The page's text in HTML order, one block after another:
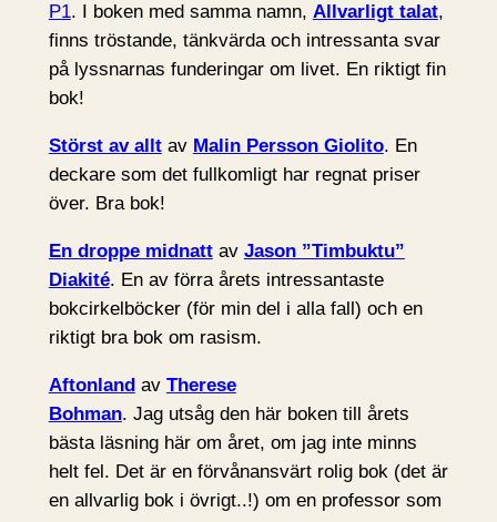
P1. I boken med samma namn, Allvarligt talat,
finns tröstande, tänkvärda och intressanta svar
på lyssnarnas funderingar om livet. En riktigt fin
bok!
Störst av alltav Malin Persson Giolito. En
deckare som det fullkomligt har regnat priser
över. Bra bok!
En droppe midnattav Jason ”Timbuktu”
Diakité. En av förra årets intressantaste
bokcirkelböcker (för min del i alla fall) och en
riktigt bra bok om rasism.
Aftonlandav Therese
Bohman. Jag utsåg den här boken till årets
bästa läsning här om året, om jag inte minns
helt fel. Det är en förvånansvärt rolig bok (det är
en allvarlig bok i övrigt..!) om en professor som